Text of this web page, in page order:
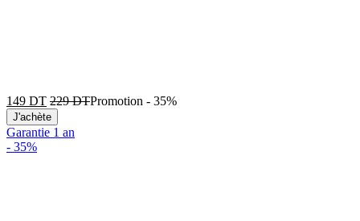
149 DT 229DTPromotion - 35%
J'achète
Garantie 1 an
- 35%